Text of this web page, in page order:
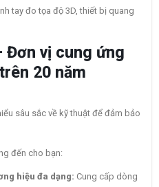
tay đo tọa độ 3D, thiết bị quang
Đơn vị cung ứng
20 năm
sâu sắc về kỹ thuật để đảm bảo
đến cho bạn:
hiệu đa dạng: Cung cấp dòng